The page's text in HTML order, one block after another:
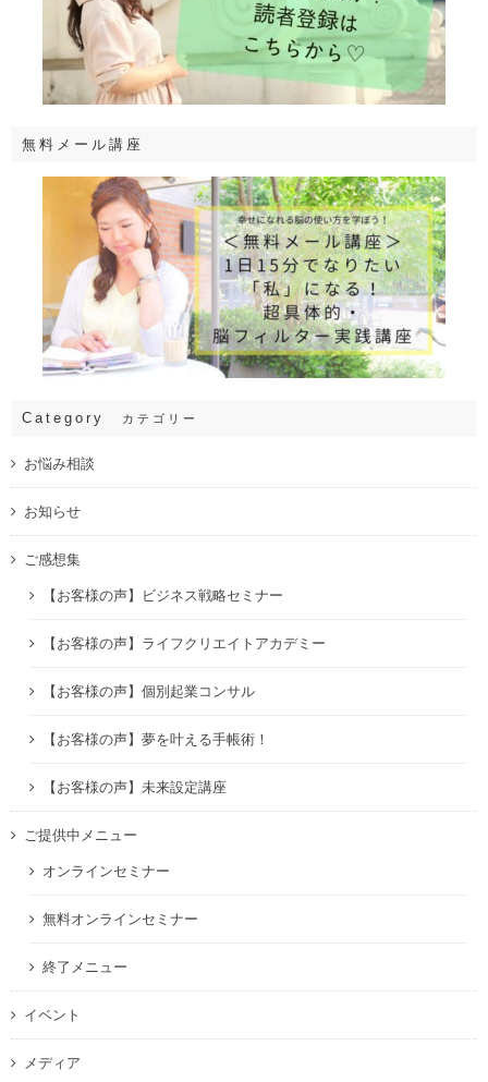
無料メール講座
Category カテゴリー
お悩み相談
お知らせ
ご感想集
【お客様の声】ビジネス戦略セミナー
【お客様の声】ライフクリエイトアカデミー
【お客様の声】個別起業コンサル
【お客様の声】夢を叶える手帳術！
【お客様の声】未来設定講座
ご提供中メニュー
オンラインセミナー
無料オンラインセミナー
終了メニュー
イベント
メディア